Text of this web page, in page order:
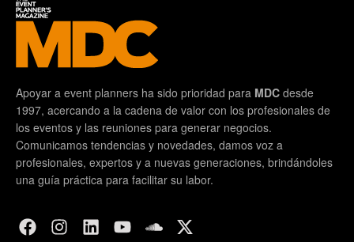
Apoyar a event planners ha sido prioridad para MDC desde
1997, acercando a la cadena de valor con los profesionales de
los eventos y las reuniones para generar negocios.
Comunicamos tendencias y novedades, damos voz a
profesionales, expertos y a nuevas generaciones, brindándoles
una guía práctica para facilitar su labor.